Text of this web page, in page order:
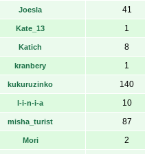
Joesla 41
Kate_13 1
Katich 8
kranbery 1
kukuruzinko 140
l-i-n-i-a 10
misha_turist 87
Mori 2